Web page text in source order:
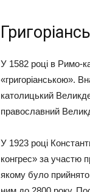
У 1582 році в Римо-
«григоріанською».
католицький
православний
У 1923 році
конгрес» за участю
якому було прийнято